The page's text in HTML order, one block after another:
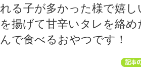
る子が多かった様で嬉
揚げて甘辛いタレを絡
で食べるおやつです！